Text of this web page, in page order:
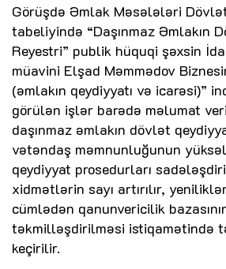
Görüşdə Əmlak Məsələləri
tabeliyində “Daşınmaz Əmlakın
Reyestri” publik hüquqi şəxsin
müavini Elşad Məmmədov
(əmlakın qeydiyyatı və icarəsi)”
görülən işlər barədə məlumat
daşınmaz əmlakın dövlət
vətəndaş məmnunluğunun
qeydiyyat prosedurları
xidmətlərin sayı artırılır,
cümlədən qanunvericilik
təkmilləşdirilməsi istiqamətində
keçirilir.